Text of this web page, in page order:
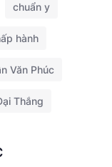
chuẩn y
hành
Văn Phúc
Thắng